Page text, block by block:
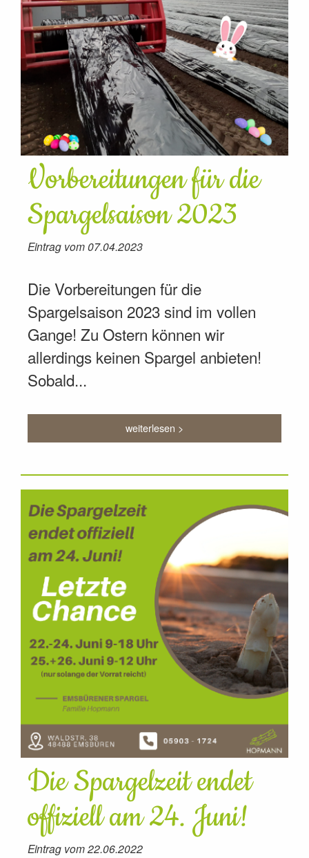
Vorbereitungen für die
Spargelsaison 2023
Eintrag vom 07.04.2023
Die Vorbereitungen für die
Spargelsaison 2023 sind im vollen
Gange! Zu Ostern können wir
allerdings keinen Spargel anbieten!
Sobald...
weiterlesen >
Die Spargelzeit endet
offiziell am 24. Juni!
Eintrag vom 22.06.2022